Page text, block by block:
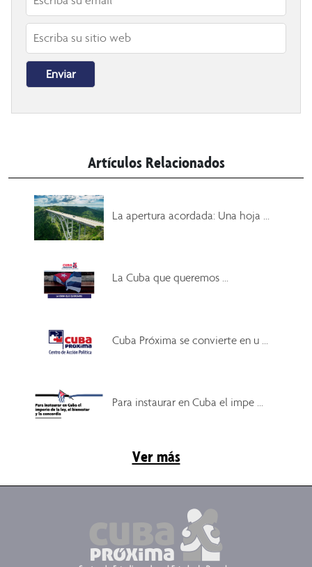
Artículos Relacionados
La apertura acordada: Una hoja ...
La Cuba que queremos ...
Cuba Próxima se convierte en u ...
Para instaurar en Cuba el impe ...
Ver más